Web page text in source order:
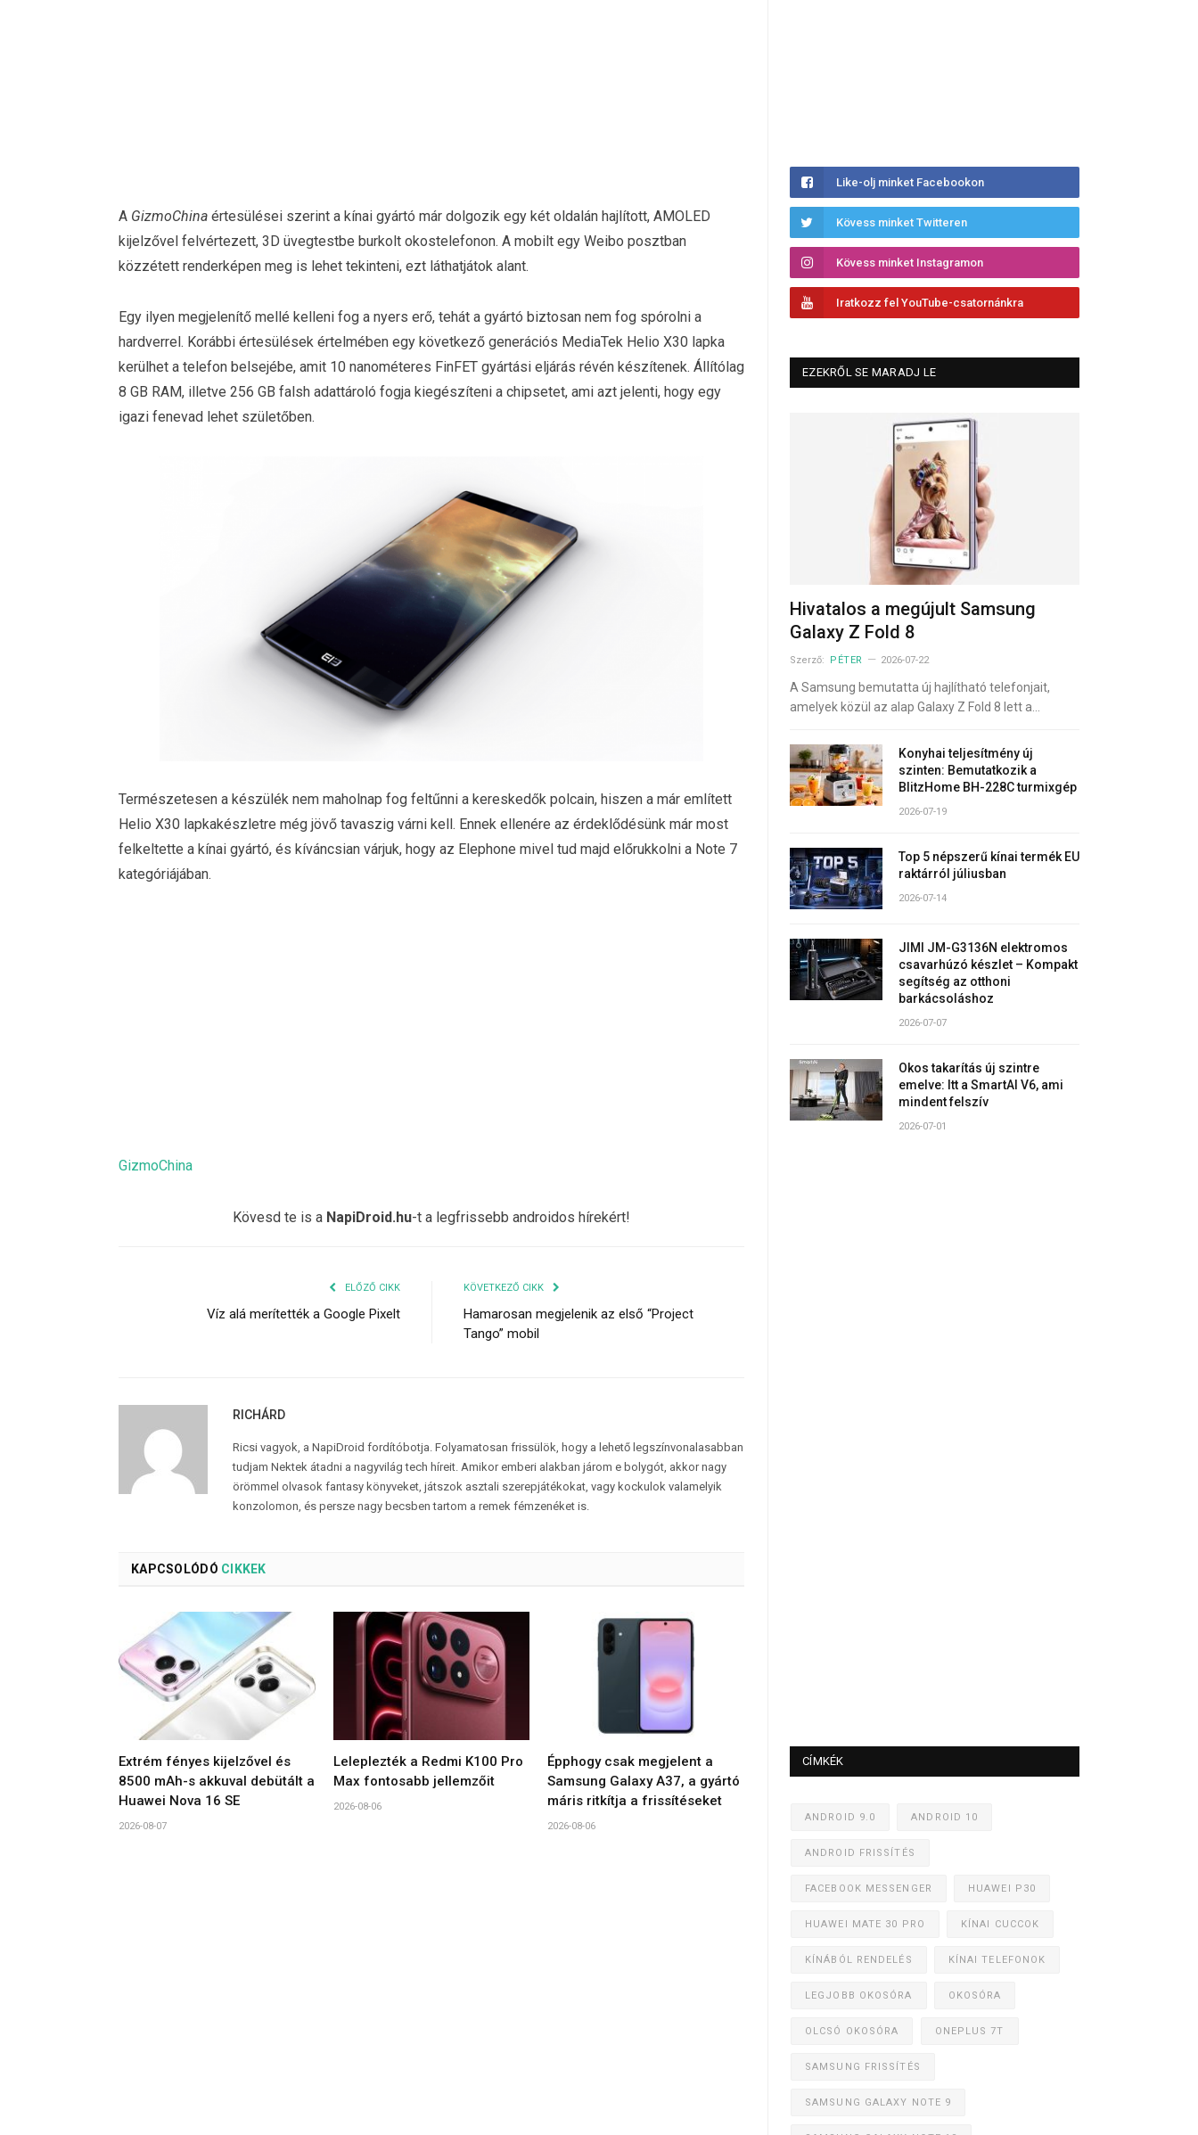
A GizmoChina értesülései szerint a kínai gyártó már dolgozik egy két oldalán hajlított, AMOLED
kijelzővel felvértezett, 3D üvegtestbe burkolt okostelefonon. A mobilt egy Weibo posztban
közzétett renderképen meg is lehet tekinteni, ezt láthatjátok alant.
Egy ilyen megjelenítő mellé kelleni fog a nyers erő, tehát a gyártó biztosan nem fog spórolni a
hardverrel. Korábbi értesülések értelmében egy következő generációs MediaTek Helio X30 lapka
kerülhet a telefon belsejébe, amit 10 nanométeres FinFET gyártási eljárás révén készítenek. Állítólag
8 GB RAM, illetve 256 GB falsh adattároló fogja kiegészíteni a chipsetet, ami azt jelenti, hogy egy
igazi fenevad lehet születőben.
Természetesen a készülék nem maholnap fog feltűnni a kereskedők polcain, hiszen a már említett
Helio X30 lapkakészletre még jövő tavaszig várni kell. Ennek ellenére az érdeklődésünk már most
felkeltette a kínai gyártó, és kíváncsian várjuk, hogy az Elephone mivel tud majd előrukkolni a Note 7
kategóriájában.
GizmoChina
Kövesd te is a NapiDroid.hu-t a legfrissebb androidos hírekért!
ELŐZŐ CIKK
Víz alá merítették a Google Pixelt
KÖVETKEZŐ CIKK
Hamarosan megjelenik az első “Project
Tango” mobil
RICHÁRD
Ricsi vagyok, a NapiDroid fordítóbotja. Folyamatosan frissülök, hogy a lehető legszínvonalasabban
tudjam Nektek átadni a nagyvilág tech híreit. Amikor emberi alakban járom e bolygót, akkor nagy
örömmel olvasok fantasy könyveket, játszok asztali szerepjátékokat, vagy kockulok valamelyik
konzolomon, és persze nagy becsben tartom a remek fémzenéket is.
KAPCSOLÓDÓ CIKKEK
Extrém fényes kijelzővel és
8500 mAh-s akkuval debütált a
Huawei Nova 16 SE
2026-08-07
Leleplezték a Redmi K100 Pro
Max fontosabb jellemzőit
2026-08-06
Épphogy csak megjelent a
Samsung Galaxy A37, a gyártó
máris ritkítja a frissítéseket
2026-08-06
Like-olj minket Facebookon
Kövess minket Twitteren
Kövess minket Instagramon
Iratkozz fel YouTube-csatornánkra
EZEKRŐL SE MARADJ LE
Hivatalos a megújult Samsung
Galaxy Z Fold 8
Szerző: PÉTER 2026-07-22
A Samsung bemutatta új hajlítható telefonjait,
amelyek közül az alap Galaxy Z Fold 8 lett a…
Konyhai teljesítmény új
szinten: Bemutatkozik a
BlitzHome BH-228C turmixgép
2026-07-19
Top 5 népszerű kínai termék EU
raktárról júliusban
2026-07-14
JIMI JM-G3136N elektromos
csavarhúzó készlet – Kompakt
segítség az otthoni
barkácsoláshoz
2026-07-07
Okos takarítás új szintre
emelve: Itt a SmartAI V6, ami
mindent felszív
2026-07-01
CÍMKÉK
ANDROID 9.0 ANDROID 10
ANDROID FRISSÍTÉS
FACEBOOK MESSENGER HUAWEI P30
HUAWEI MATE 30 PRO KÍNAI CUCCOK
KÍNÁBÓL RENDELÉS KÍNAI TELEFONOK
LEGJOBB OKOSÓRA OKOSÓRA
OLCSÓ OKOSÓRA ONEPLUS 7T
SAMSUNG FRISSÍTÉS
SAMSUNG GALAXY NOTE 9